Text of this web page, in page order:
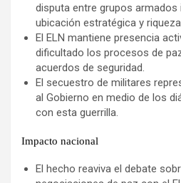
disputa entre grupos armados
ubicación estratégica y
El ELN mantiene presencia
dificultado los procesos de
acuerdos de seguridad.
El secuestro de militares
al Gobierno en medio de los
con esta guerrilla.
Impacto nacional
El hecho reaviva el debate